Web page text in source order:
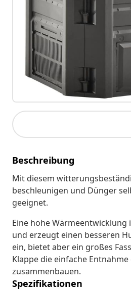
Beschreibung
Mit diesem
beschleunigen und Dünger
geeignet.
Eine hohe
und erzeugt einen besseren
ein, bietet aber ein großes
Klappe die einfache
zusammenbauen.
Spezifikationen